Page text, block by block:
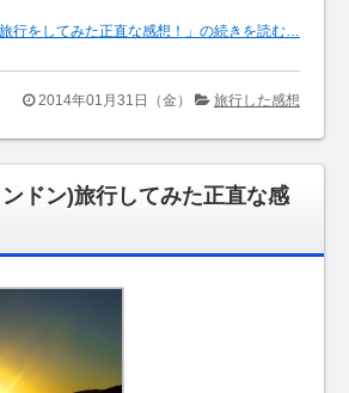
旅行をしてみた正直な感想！」の続きを読む…
2014年01月31日（金） 旅行した感想
ドン)旅行してみた正直な感